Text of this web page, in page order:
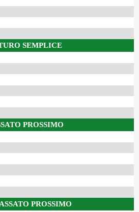
SEMPLICE
PROSSIMO
PROSSIMO